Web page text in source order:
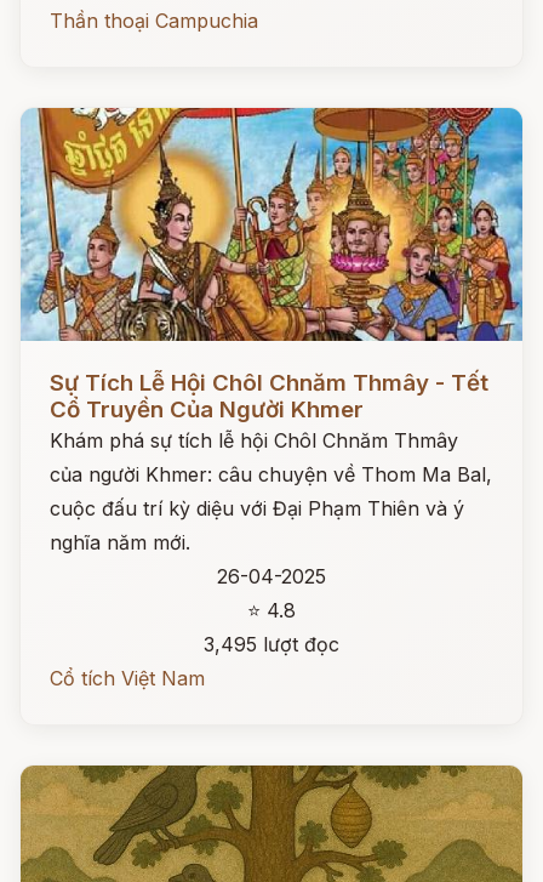
Thần thoại Campuchia
Sự Tích Lễ Hội Chôl Chnăm Thmây - Tết
Cổ Truyền Của Người Khmer
Khám phá sự tích lễ hội Chôl Chnăm Thmây
của người Khmer: câu chuyện về Thom Ma Bal,
cuộc đấu trí kỳ diệu với Đại Phạm Thiên và ý
nghĩa năm mới.
26-04-2025
⭐ 4.8
3,495 lượt đọc
Cổ tích Việt Nam